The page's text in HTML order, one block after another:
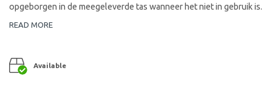
opgeborgen in de meegeleverde tas wanneer het niet in gebruik is.
READ MORE
Available